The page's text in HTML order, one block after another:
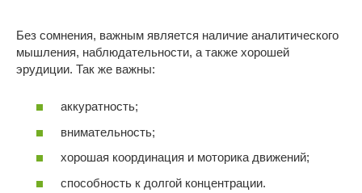
Без сомнения, важным является наличие аналитического
мышления, наблюдательности, а также хорошей
эрудиции. Так же важны:
аккуратность;
внимательность;
хорошая координация и моторика движений;
способность к долгой концентрации.